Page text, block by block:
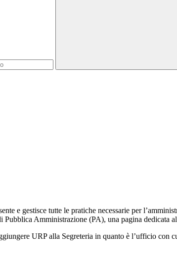
e gestisce tutte le pratiche necessarie per
Pubblica Amministrazione (PA), una pagina dedicata
URP alla Segreteria in quanto è l’ufficio con